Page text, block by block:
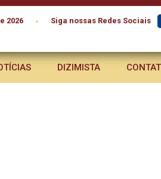
2026 • Siga nossas Redes Sociais
DIZIMISTA